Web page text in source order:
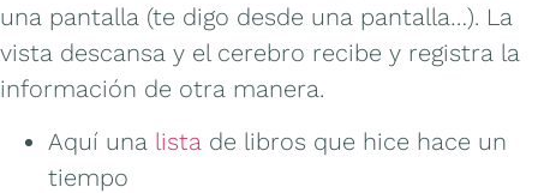
una pantalla (te digo desde una pantalla…). La
vista descansa y el cerebro recibe y registra la
información de otra manera.
Aquí una lista de libros que hice hace un
tiempo